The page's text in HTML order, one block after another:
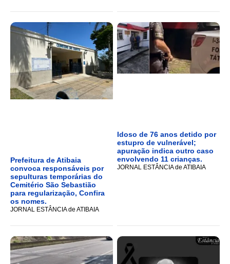
Prefeitura de Atibaia
convoca responsáveis por
sepulturas temporárias do
Cemitério São Sebastião
para regularização, Confira
os nomes.
JORNAL ESTÂNCIA de ATIBAIA
Idoso de 76 anos detido por
estupro de vulnerável;
apuração indica outro caso
envolvendo 11 crianças.
JORNAL ESTÂNCIA de ATIBAIA